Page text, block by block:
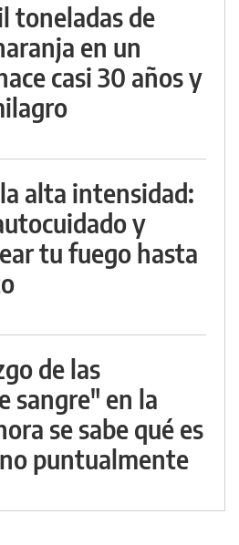
toneladas de
en un
casi 30 años y
alta intensidad:
y
tu fuego hasta
de las
sangre" en la
se sabe qué es
puntualmente